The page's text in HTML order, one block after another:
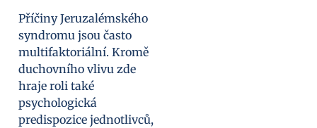
Příčiny Jeruzalémského
syndromu jsou často
multifaktoriální. Kromě
duchovního vlivu zde
hraje roli také
psychologická
predispozice jednotlivců,